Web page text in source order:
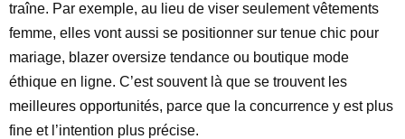
traîne. Par exemple, au lieu de viser seulement vêtements
femme, elles vont aussi se positionner sur tenue chic pour
mariage, blazer oversize tendance ou boutique mode
éthique en ligne. C’est souvent là que se trouvent les
meilleures opportunités, parce que la concurrence y est plus
fine et l’intention plus précise.